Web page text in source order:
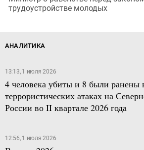
трудоустройстве молодых
АНАЛИТИКА
13:13, 1 июля 2026
4 человека убиты и 8 были
террористических атаках на
России во II квартале 2026 года
12:56, 1 июля 2026